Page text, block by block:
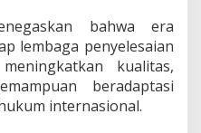
bahwa era
lembaga penyelesaian
kualitas,
beradaptasi
internasional.